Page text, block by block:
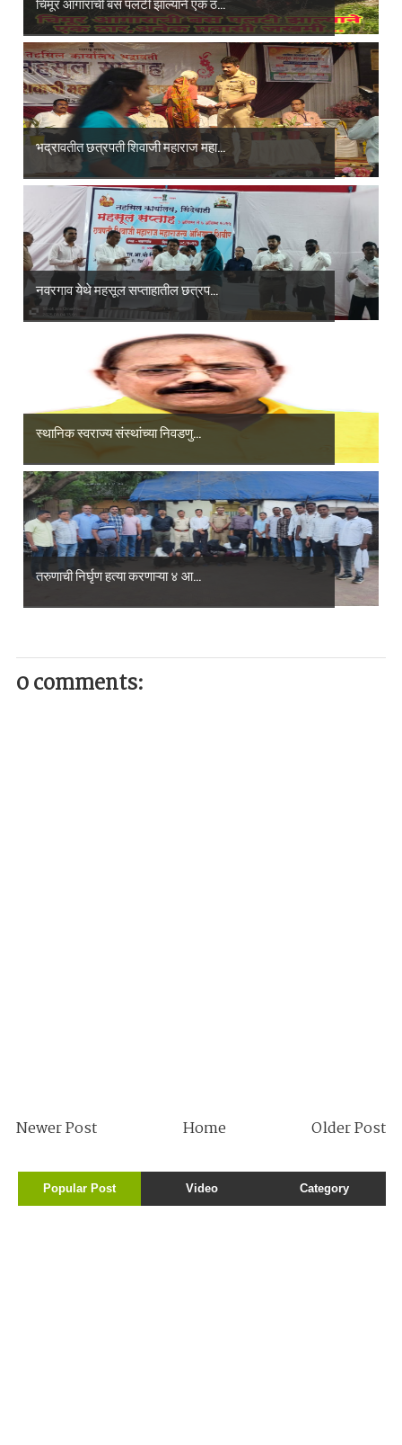
भद्रावतीत छत्रपती शिवाजी महाराज महा...
नवरगाव येथे महसूल सप्ताहातील छत्रप...
स्थानिक स्वराज्य संस्थांच्या निवडणु...
तरुणाची निर्घृण हत्या करणाऱ्या ४ आ...
0 comments:
Newer Post Older Post
Home
Popular Post Video Category